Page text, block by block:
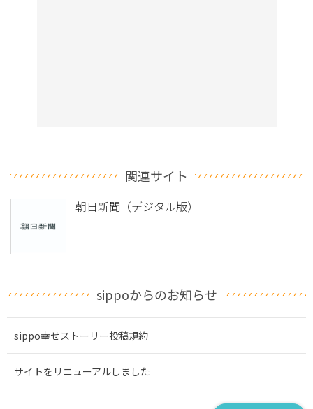
関連サイト
朝日新聞（デジタル版）
sippoからのお知らせ
sippo幸せストーリー投稿規約
サイトをリニューアルしました